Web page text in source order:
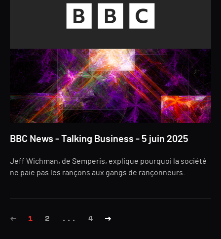
BBC News - Talking Business - 5 juin 2025
Jeff Wichman, de Semperis, explique pourquoi la société
ne paie pas les rançons aux gangs de rançonneurs.
1 2 ... 4